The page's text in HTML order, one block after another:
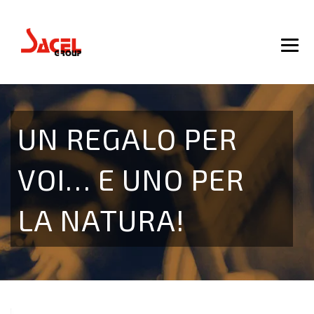
UN REGALO PER
VOI… E UNO PER
LA NATURA!